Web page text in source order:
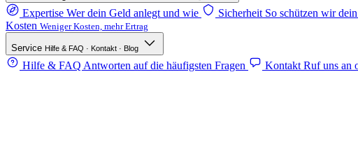
Expertise Wer dein Geld anlegt und wie Sicherheit So schützen wir
Kosten Weniger Kosten, mehr Ertrag
Service Hilfe & FAQ · Kontakt · Blog
Hilfe & FAQ Antworten auf die häufigsten Fragen Kontakt Ruf uns an